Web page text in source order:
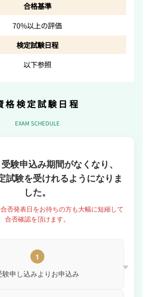
合格基準
70%以上の評価
検定試験日程
以下参照
格検定試験日程
EXAM SCHEDULE
験申込み期間がなくなり、
試験を受けれるようになりま
した。
否発表日をお待ちの方も大幅に短縮して
合否確認を頂けます。
1
験申し込みよりお申込み